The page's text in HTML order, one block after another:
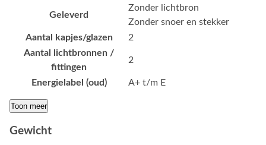
Geleverd
Zonder lichtbron
Zonder snoer en stekker
Aantal kapjes/glazen
2
Aantal lichtbronnen /
fittingen
2
Energielabel (oud) A+ t/m E
Toon meer
Gewicht